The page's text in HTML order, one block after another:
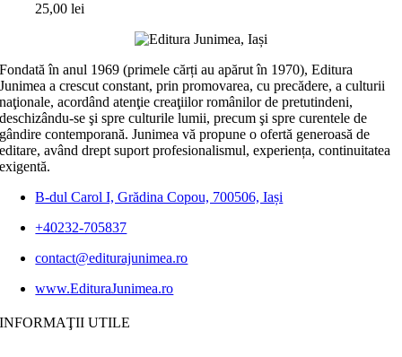
25,00lei
Fondată în anul 1969 (primele cărți au apărut în 1970), Editura
Junimea a crescut constant, prin promovarea, cu precădere, a culturii
naţionale, acordând atenţie creaţiilor românilor de pretutindeni,
deschizându-se şi spre culturile lumii, precum şi spre curentele de
gândire contemporană. Junimea vă propune o ofertă generoasă de
editare, având drept suport profesionalismul, experiența, continuitatea
exigentă.
B-dul Carol I, Grădina Copou, 700506, Iași
+40232-705837
contact@editurajunimea.ro
www.EdituraJunimea.ro
INFORMAŢII UTILE